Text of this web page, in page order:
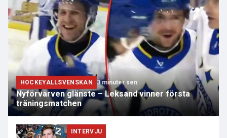
HOCKEYALLSVENSKAN 3 minuter sen
Nyförvärven glänste – Leksand vinner första
träningsmatchen
INTERVJU